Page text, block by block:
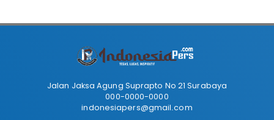
Jalan Jaksa Agung Suprapto No 21 Surabaya
000-0000-0000
indonesiapers@gmail.com